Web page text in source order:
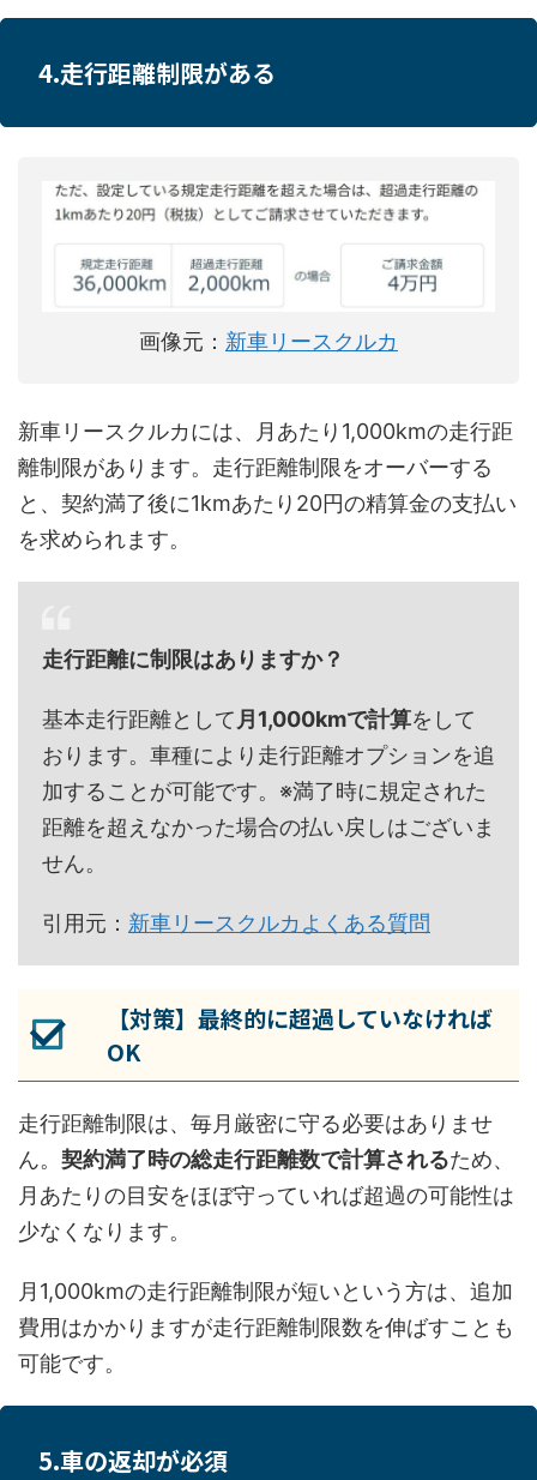
4.走行距離制限がある
画像元： 新車リースクルカ
新車リースクルカには、月あたり1,000kmの走行距
離制限があります。走行距離制限をオーバーする
と、契約満了後に1kmあたり20円の精算金の支払い
を求められます。
走行距離に制限はありますか？
基本走行距離として 月1,000kmで計算をして
おります。車種により走行距離オプションを追
加することが可能です。※満了時に規定された
距離を超えなかった場合の払い戻しはございま
せん。
引用元： 新車リースクルカよくある質問
【対策】最終的に超過していなければ
OK
走行距離制限は、毎月厳密に守る必要はありませ
ん。 契約満了時の総走行距離数で計算されるため、
月あたりの目安をほぼ守っていれば超過の可能性は
少なくなります。
月1,000kmの走行距離制限が短いという方は、追加
費用はかかりますが走行距離制限数を伸ばすことも
可能です。
5.車の返却が必須